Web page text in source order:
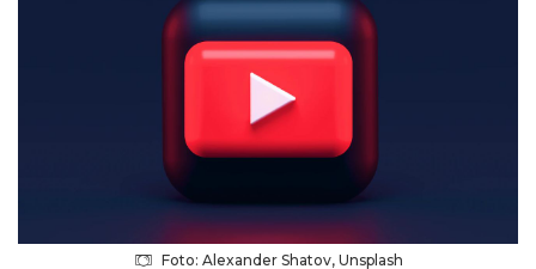
Foto: Alexander Shatov, Unsplash